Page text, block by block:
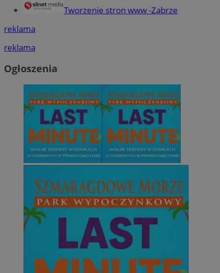
Tworzenie stron www -Zabrze
reklama
reklama
Ogłoszenia